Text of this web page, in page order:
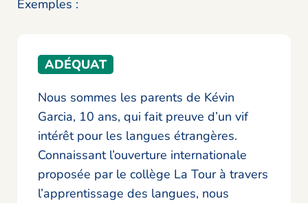
Exemples :
ADÉQUAT
Nous sommes les parents de Kévin
Garcia, 10 ans, qui fait preuve d’un vif
intérêt pour les langues étrangères.
Connaissant l’ouverture internationale
proposée par le collège La Tour à travers
l’apprentissage des langues, nous